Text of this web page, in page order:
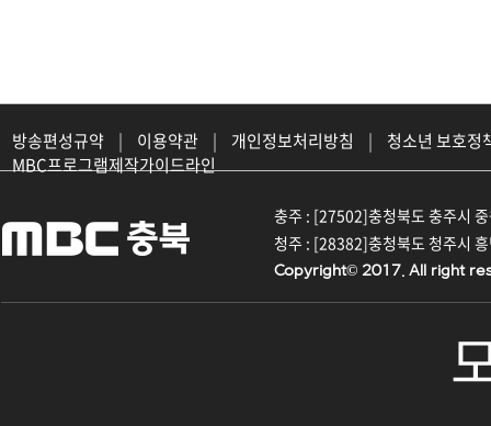
방송편성규약 | 이용약관 | 개인정보처리방침 |
청소년 보호정
MBC프로그램제작가이드라인
충주 : [27502]충청북도 충주시
청주 : [28382]충청북도 청주시
Copyright© 2017. All right